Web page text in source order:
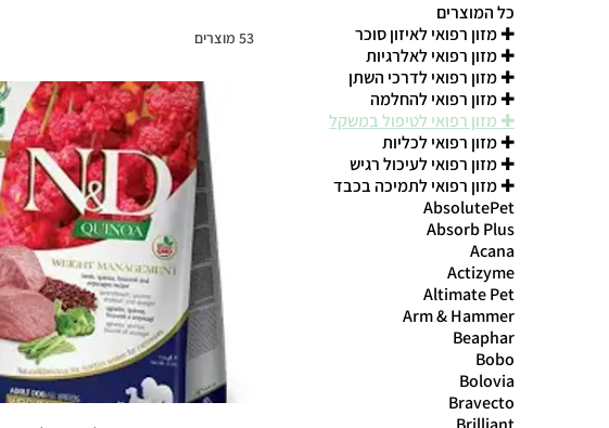
כל המוצרים
✚ מזון רפואי לאיזון סוכר
✚ מזון רפואי לאלרגיות
✚ מזון רפואי לדרכי השתן
✚ מזון רפואי להחלמה
✚ מזון רפואי לטיפול במשקל
✚ מזון רפואי לכליות
✚ מזון רפואי לעיכול רגיש
✚ מזון רפואי לתמיכה בכבד
AbsolutePet
Absorb Plus
Acana
Actizyme
Altimate Pet
Arm & Hammer
Beaphar
Bobo
Bolovia
Bravecto
53 מוצרים